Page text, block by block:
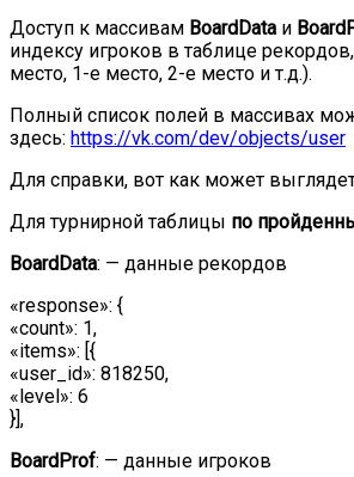
Доступ к массивам BoardData и
индексу игроков в таблице
место, 1-е место, 2-е место и т.д.).
Полный список полей в массивах
здесь: https://vk.com/dev/objects/user
Для справки, вот как может
Для турнирной таблицы по
BoardData: — данные рекордов
«response»: {
«count»: 1,
«items»: [{
«user_id»: 818250,
«level»: 6
}],
BoardProf: — данные игроков